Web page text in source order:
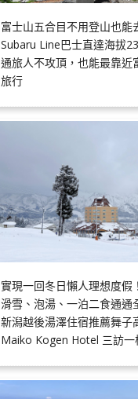
富士山五合目不用登山也能
Subaru Line巴士直達海拔
通旅人不攻頂，也能最靠近
旅行
實現一回冬日懶人理想度假
滑雪、泡湯、一泊二食通通
新潟越後湯澤住宿推薦舞子
Maiko Kogen Hotel 三訪一